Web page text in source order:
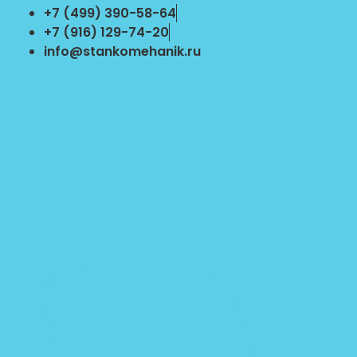
Перейти
содержимому
+7 (499) 390-58-64
+7 (916) 129-74-20
info@stankomehanik.ru